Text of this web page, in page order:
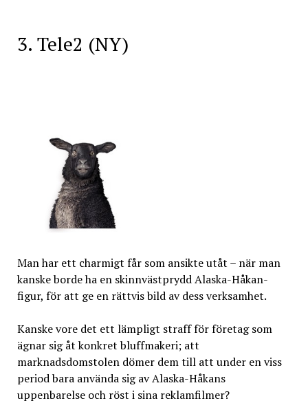
3. Tele2 (NY)
Man har ett charmigt får som ansikte utåt – när man
kanske borde ha en skinnvästprydd Alaska-Håkan-
figur, för att ge en rättvis bild av dess verksamhet.
Kanske vore det ett lämpligt straff för företag som
ägnar sig åt konkret bluffmakeri; att
marknadsdomstolen dömer dem till att under en viss
period bara använda sig av Alaska-Håkans
uppenbarelse och röst i sina reklamfilmer?